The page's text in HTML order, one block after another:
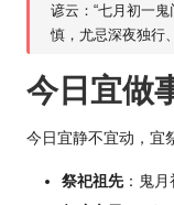
谚云：“七月初一
慎，尤忌深夜独行
今日宜做
今日宜静不宜动，宜
祭祀祖先：鬼月